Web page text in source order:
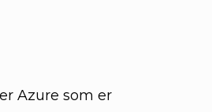
Azure som er